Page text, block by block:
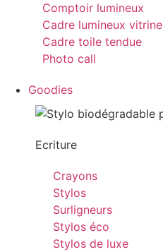
Comptoir lumineux
Cadre lumineux vitrine
Cadre toile tendue
Photo call
Goodies
Ecriture
Crayons
Stylos
Surligneurs
Stylos éco
Stylos de luxe